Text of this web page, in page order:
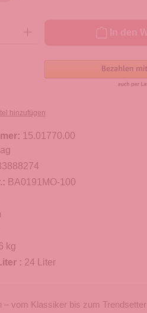
hinzufügen
15.01770.00
BA0191MO-100
kg
: 24 Liter
– vom Klassiker bis zum Trendsetter